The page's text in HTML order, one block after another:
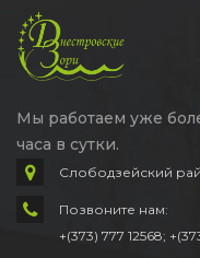
Мы работаем уже
часа в сутки.
Слободзейский
Позвоните нам:
+(373) 777 12568;